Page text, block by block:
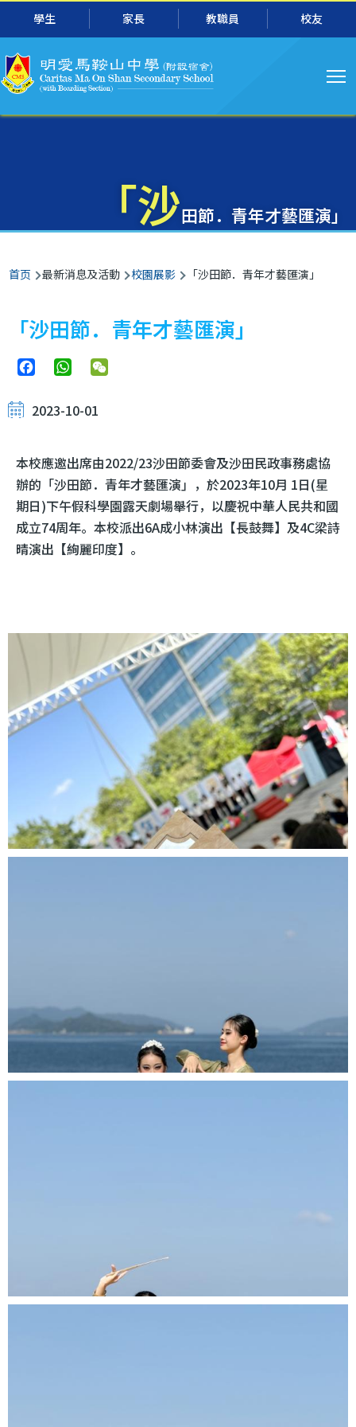
跳转到主要内容
學生 家長 教職員 校友
导
航
「沙田節．青年才藝匯演」
面
包
屑
首页 最新消息及活動 校園展影 「沙田節．青年才藝匯演」
「沙田節．青年才藝匯演」
FacebookWhatsApp
2023-10-01
本校應邀出席由2022/23沙田節委會及沙田民政事務處協
辦的「沙田節．青年才藝匯演」，於2023年10月 1日(星
期日)下午假科學園露天劇場舉行，以慶祝中華人民共和國
成立74周年。本校派出6A成小林演出【長鼓舞】及4C梁詩
晴演出【絢麗印度】。